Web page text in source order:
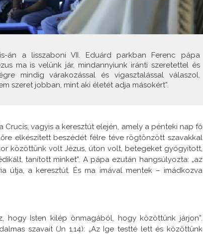
án a lisszaboni VII. Eduárd parkban Ferenc pápa
ma is velünk jár, mindannyiunk iránti szeretettel és
mindig várakozással és vigasztalással válaszol.
szeret jobban, mint aki életét adja másokért”.
Crucis, vagyis a keresztút elején, amely a pénteki nap fő
elkészített beszédét félre téve rögtönzött szavakkal
közöttünk volt Jézus, úton volt, betegeket gyógyított,
tanított minket”. A pápa ezután hangsúlyozta: „az
útja, a keresztút. És ma imával mentek – imádkozva
hogy Isten kilép önmagából, hogy közöttünk járjon”.
szavait (Jn 1,14): „Az Ige testté lett és közöttünk